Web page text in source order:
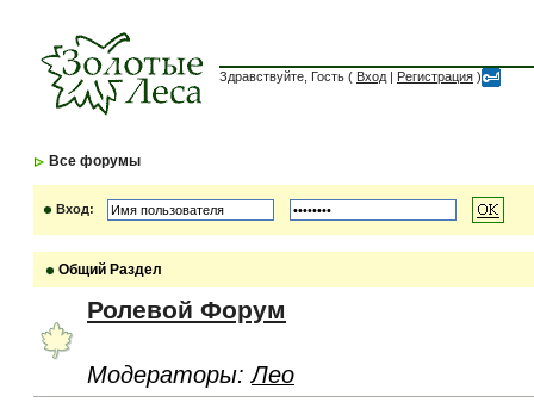
Здравствуйте, Гость ( Вход | Регистрация )
Все форумы
Вход:
Общий Раздел
Ролевой Форум
Модераторы:Лео